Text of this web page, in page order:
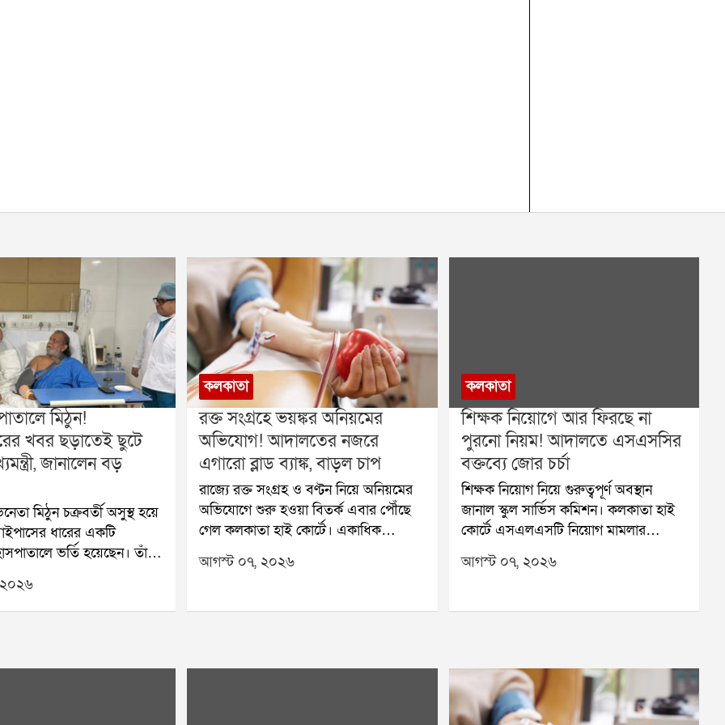
মিঠুন!
খবর ছড়াতেই ছুটে
জানালেন বড়
মিঠুন চক্রবর্তী অসুস্থ হয়ে
ধারের একটি
ভর্তি হয়েছেন। তাঁর
বলে হাসপাতাল সূত্রে
শুক্রবার সকালে তাঁকে
পৌঁছান মুখ্যমন্ত্রী শুভেন্দু
সঙ্গে দেখা করার
কলকাতা
রক্ত সংগ্রহে ভয়ঙ্কর অনিয়মের
অভিযোগ! আদালতের নজরে
এগারো ব্লাড ব্যাঙ্ক, বাড়ল চাপ
রাজ্যে রক্ত সংগ্রহ ও বণ্টন নিয়ে অনিয়মের
অভিযোগে শুরু হওয়া বিতর্ক এবার পৌঁছে
গেল কলকাতা হাই কোর্টে। একাধিক
বেসরকারি ব্লাড ব্যাঙ্কের বিরুদ্ধে তদন্ত শুরু
হওয়ার পর পাড়ায় পাড়ায় রক্তদান শিবির
রাজ্য স্বাস্থ্য দপ্তর। সেই নির্দেশের বিরোধিতা
বিচারপতি কৃষ্ণা রাও রাজ্য সরকারের কাছে
আগস্ট ০৭, ২০২৬
কলকাতা
শিক্ষক নিয়োগে আর ফিরছে না
পুরনো নিয়ম! আদালতে এসএসসির
বক্তব্যে জোর চর্চা
শিক্ষক নিয়োগ নিয়ে গুরুত্বপূর্ণ অবস্থান
জানাল স্কুল সার্ভিস কমিশন। কলকাতা হাই
কোর্টে এসএলএসটি নিয়োগ মামলার
শুনানিতে কমিশন স্পষ্ট জানিয়েছে,
ভবিষ্যতের নিয়োগ ২০২৫ সালের নতুন
মামলার পরবর্তী শুনানির সম্ভাবনা রয়েছে।
নীলাঞ্জন ভট্টাচার্য আদালতে জানান, নিয়োগে
দুর্নীতির বিরুদ্ধে রাজ্য সরকারের অবস্থান
একেবারেই কঠোর। তাই নতুন নিয়োগ
আগস্ট ০৭, ২০২৬